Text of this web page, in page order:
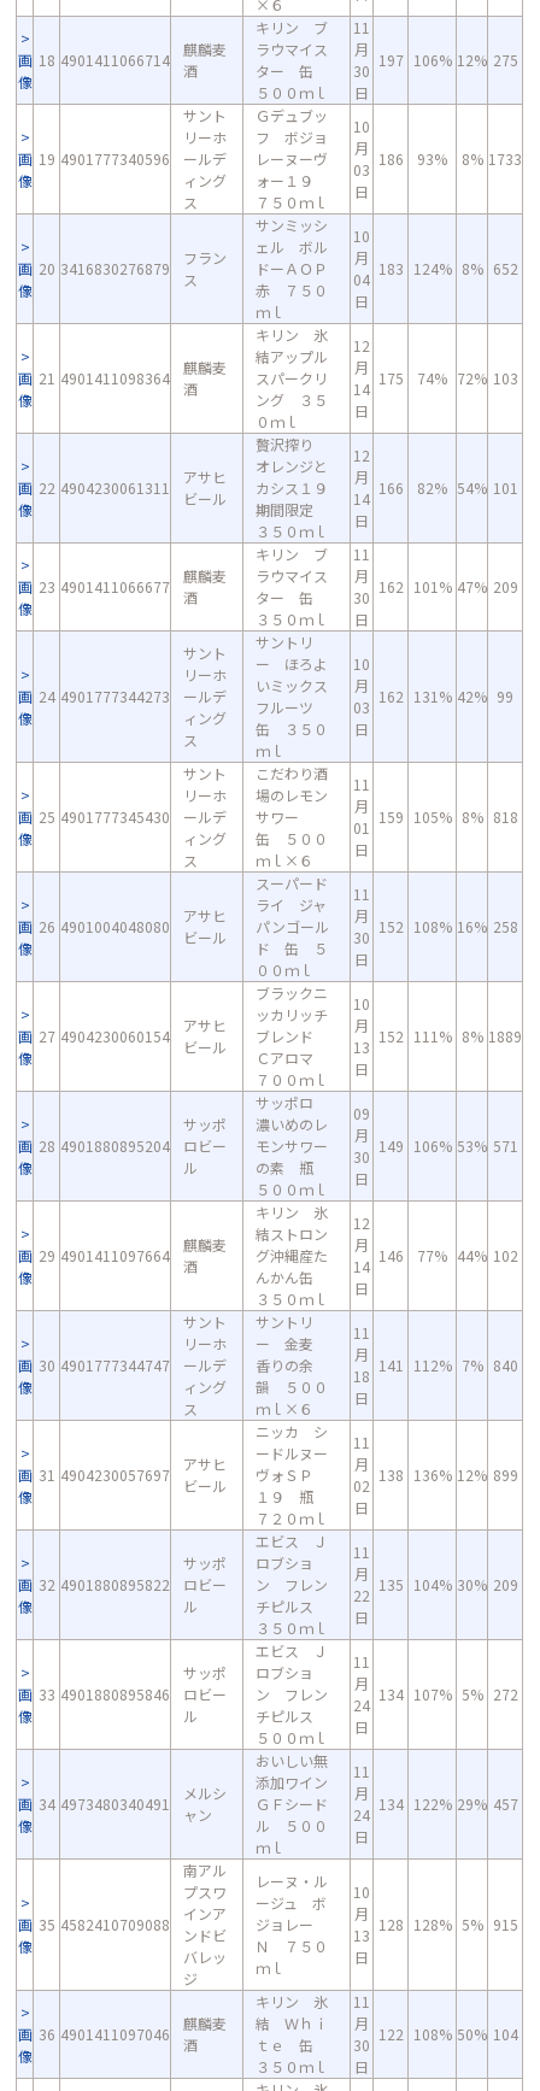
×６
画
像
18 4901411066714
麒麟麦
酒
キリン ブ
ラウマイス
ター 缶
５００ｍｌ
11
月
30
日
197 106% 12% 275
画
像
19 4901777340596
サント
リーホ
ールデ
ィング
ス
Ｇデュブッ
フ ボジョ
レーヌーヴ
ォー１９
７５０ｍｌ
10
月
03
日
186 93% 8% 1733
画
像
20 3416830276879
フラン
ス
サンミッシ
ェル ボル
ドーＡＯＰ
赤 ７５０
ｍｌ
10
月
04
日
183 124% 8% 652
画
像
21 4901411098364
麒麟麦
酒
キリン 氷
結アップル
スパークリ
ング ３５
０ｍｌ
12
月
14
日
175 74% 72% 103
画
像
22 4904230061311
アサヒ
ビール
贅沢搾り
オレンジと
カシス１９
期間限定
３５０ｍｌ
12
月
14
日
166 82% 54% 101
画
像
23 4901411066677
麒麟麦
酒
キリン ブ
ラウマイス
ター 缶
３５０ｍｌ
11
月
30
日
162 101% 47% 209
画
像
24 4901777344273
サント
リーホ
ールデ
ィング
ス
サントリ
ー ほろよ
いミックス
フルーツ
缶 ３５０
ｍｌ
10
月
03
日
162 131% 42% 99
画
像
25 4901777345430
サント
リーホ
ールデ
ィング
ス
こだわり酒
場のレモン
サワー
缶 ５００
ｍｌ×６
11
月
01
日
159 105% 8% 818
画
像
26 4901004048080
アサヒ
ビール
スーパード
ライ ジャ
パンゴール
ド 缶 ５
００ｍｌ
11
月
30
日
152 108% 16% 258
画
像
27 4904230060154
アサヒ
ビール
ブラックニ
ッカリッチ
ブレンド
Ｃアロマ
７００ｍｌ
10
月
13
日
152 111% 8% 1889
画
像
28 4901880895204
サッポ
ロビー
ル
サッポロ
濃いめのレ
モンサワー
の素 瓶
５００ｍｌ
09
月
30
日
149 106% 53% 571
画
像
29 4901411097664
麒麟麦
酒
キリン 氷
結ストロン
グ沖縄産た
んかん缶
３５０ｍｌ
12
月
14
日
146 77% 44% 102
画
像
30 4901777344747
サント
リーホ
ールデ
ィング
ス
サントリ
ー 金麦
香りの余
韻 ５００
ｍｌ×６
11
月
18
日
141 112% 7% 840
画
像
31 4904230057697
アサヒ
ビール
ニッカ シ
ードルヌー
ヴォＳＰ
１９ 瓶
７２０ｍｌ
11
月
02
日
138 136% 12% 899
画
像
32 4901880895822
サッポ
ロビー
ル
エビス Ｊ
ロブショ
ン フレン
チピルス
３５０ｍｌ
11
月
22
日
135 104% 30% 209
画
像
33 4901880895846
サッポ
ロビー
ル
エビス Ｊ
ロブショ
ン フレン
チピルス
５００ｍｌ
11
月
24
日
134 107% 5% 272
画
像
34 4973480340491
メルシ
ャン
おいしい無
添加ワイン
ＧＦシード
ル ５００
ｍｌ
11
月
24
日
134 122% 29% 457
画
像
35 4582410709088
南アル
プスワ
インア
ンドビ
バレッ
ジ
レーヌ・ル
ージュ ボ
ジョレー
Ｎ ７５０
ｍｌ
10
月
13
日
128 128% 5% 915
画
像
36 4901411097046
麒麟麦
酒
キリン 氷
結 Ｗｈｉ
ｔｅ 缶
３５０ｍｌ
11
月
30
日
122 108% 50% 104